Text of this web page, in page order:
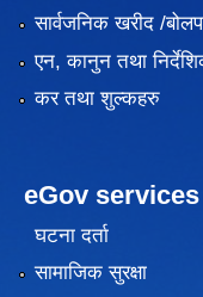
सार्वजनिक खरीद /
एन, कानुन तथा
कर तथा शुल्कहरु
eGov services
घटना दर्ता
सामाजिक सुरक्षा